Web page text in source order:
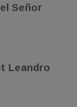
Señor
Leandro